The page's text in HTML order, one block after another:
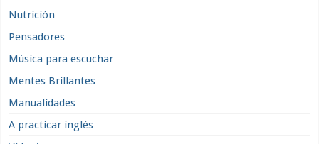
Nutrición
Pensadores
Música para escuchar
Mentes Brillantes
Manualidades
A practicar inglés